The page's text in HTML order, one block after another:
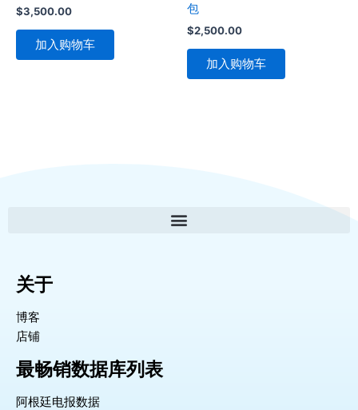
$3,500.00
加入购物车
包
$2,500.00
加入购物车
关于
博客
店铺
最畅销数据库列表
阿根廷电报数据